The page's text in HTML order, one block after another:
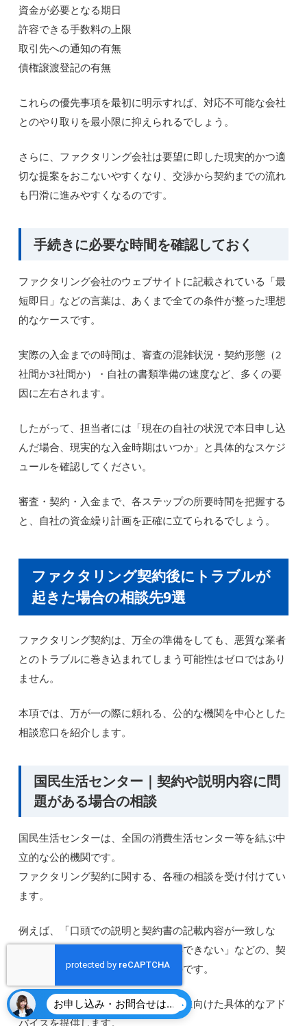
資金が必要となる期日
許容できる手数料の上限
取引先への通知の有無
債権譲渡登記の有無
これらの優先事項を最初に明示すれば、対応不可能な会社
とのやり取りを最小限に抑えられるでしょう。
さらに、ファクタリング会社は要望に即した現実的かつ適
切な提案をおこないやすくなり、交渉から契約までの流れ
も円滑に進みやすくなるのです。
手続きに必要な時間を確認しておく
ファクタリング会社のウェブサイトに記載されている「最
短即日」などの言葉は、あくまで全ての条件が整った理想
的なケースです。
実際の入金までの時間は、審査の混雑状況・契約形態（2
社間か3社間か）・自社の書類準備の速度など、多くの要
因に左右されます。
したがって、担当者には「現在の自社の状況で本日申し込
んだ場合、現実的な入金時期はいつか」と具体的なスケジ
ュールを確認してください。
審査・契約・入金まで、各ステップの所要時間を把握する
と、自社の資金繰り計画を正確に立てられるでしょう。
ファクタリング契約後にトラブルが
起きた場合の相談先9選
ファクタリング契約は、万全の準備をしても、悪質な業者
とのトラブルに巻き込まれてしまう可能性はゼロではあり
ません。
本項では、万が一の際に頼れる、公的な機関を中心とした
相談窓口を紹介します。
国民生活センター｜契約や説明内容に問
題がある場合の相談
国民生活センターは、全国の消費生活センター等を結ぶ中
立的な公的機関です。
ファクタリング契約に関する、各種の相談を受け付けてい
ます。
例えば、「口頭での説明と契約書の記載内容が一致しな
い」「手数料の内訳が不明確で納得できない」などの、契
約上のトラブルにも対応しているのです。
専門の相談員が状況を整理し、解決に向けた具体的なアド
バイスを提供します。
お申し込み・お問合せはこちら